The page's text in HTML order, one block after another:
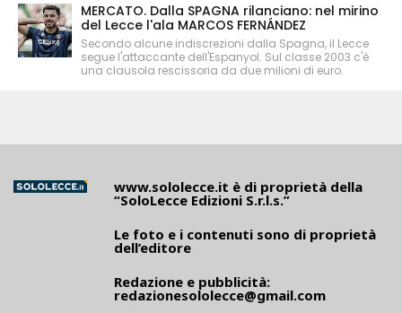
MERCATO. Dalla SPAGNA rilanciano: nel mirino
del Lecce l'ala MARCOS FERNÁNDEZ
Secondo alcune indiscrezioni dalla Spagna, il Lecce
segue l'attaccante dell'Espanyol. Sul classe 2003 c'è
una clausola rescissoria da due milioni di euro.
www.sololecce.it è di proprietà della
“SoloLecce Edizioni S.r.l.s.”
Le foto e i contenuti sono di proprietà
dell’editore
Redazione e pubblicità:
redazionesololecce@gmail.com